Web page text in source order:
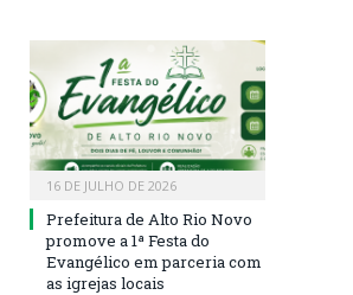
16 DE JULHO DE 2026
Prefeitura de Alto Rio Novo
promove a 1ª Festa do
Evangélico em parceria com
as igrejas locais